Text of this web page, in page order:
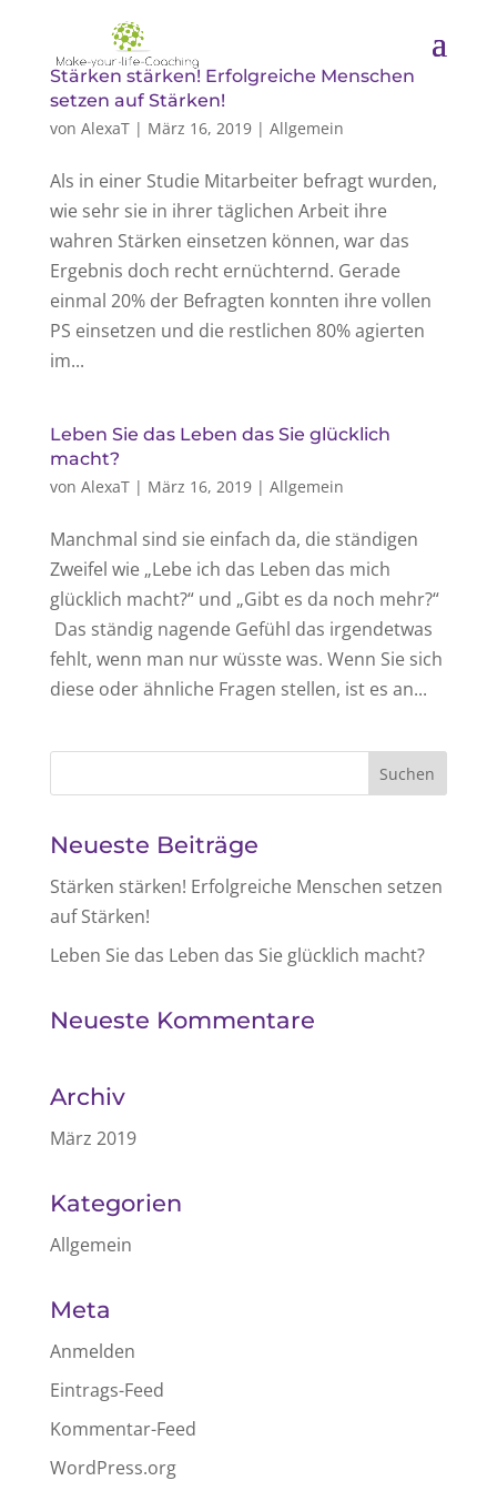
Stärken stärken! Erfolgreiche Menschen
setzen auf Stärken!
von AlexaT| März 16, 2019| Allgemein
Als in einer Studie Mitarbeiter befragt wurden,
wie sehr sie in ihrer täglichen Arbeit ihre
wahren Stärken einsetzen können, war das
Ergebnis doch recht ernüchternd. Gerade
einmal 20% der Befragten konnten ihre vollen
PS einsetzen und die restlichen 80% agierten
im...
Leben Sie das Leben das Sie glücklich
macht?
von AlexaT| März 16, 2019| Allgemein
Manchmal sind sie einfach da, die ständigen
Zweifel wie „Lebe ich das Leben das mich
glücklich macht?“ und „Gibt es da noch mehr?“
Das ständig nagende Gefühl das irgendetwas
fehlt, wenn man nur wüsste was. Wenn Sie sich
diese oder ähnliche Fragen stellen, ist es an...
Neueste Beiträge
Stärken stärken! Erfolgreiche Menschen setzen
auf Stärken!
Leben Sie das Leben das Sie glücklich macht?
Neueste Kommentare
Archiv
März 2019
Kategorien
Allgemein
Meta
Anmelden
Eintrags-Feed
Kommentar-Feed
WordPress.org